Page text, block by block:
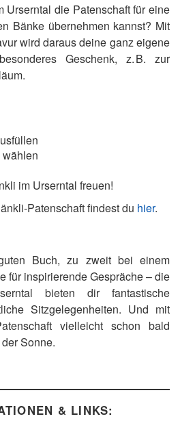
Urserntal die Patenschaft für eine
Bänke übernehmen kannst? Mit
wird daraus deine ganz eigene
Geschenk, z. B. zur
im Urserntal freuen!
Patenschaft findest du hier.
Buch, zu zweit bei einem
für inspirierende Gespräche – die
bieten dir fantastische
Sitzgelegenheiten. Und mit
vielleicht schon bald
Sonne.
& LINKS: